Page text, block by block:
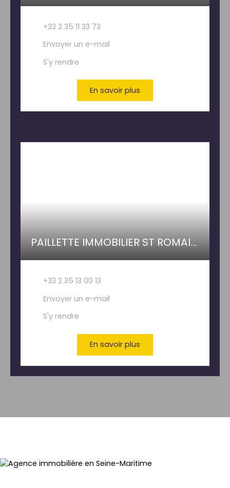
+33 2 35 11 33 73
Envoyer un e-mail
S'y rendre
En savoir plus
PAILLETTE IMMOBILIER ST ROMAIN DE COLBOSC
+33 2 35 13 00 13
Envoyer un e-mail
S'y rendre
En savoir plus